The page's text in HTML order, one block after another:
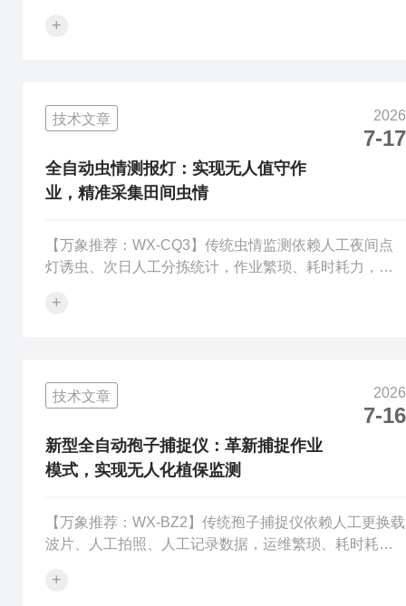
准化的现代农业植保需求。智能虫情测报识别系统整合
细化，全面赋能农业植保数字化转型。智能虫情测报识
别系统核心搭载WX-CQ3高的端智能测报终端，硬件完
的全契合国家植保机械检测标准，采用喷塑一...
+
技术文章 2026
7-17
全自动虫情测报灯：实现无人值守作
业，精准采集田间虫情
【万象推荐：WX-CQ3】传统虫情监测依赖人工夜间点
灯诱虫、次日人工分拣统计，作业繁琐、耗时耗力，且
爆发前兆，极易错过最佳防控窗口期。同时人工监测受
作业，革新传统测报模式，大幅提升田间虫情监测效率
与数据精准度。WX-CQ3全自动虫情测报灯是适配现代
化农业、林业虫情监测的智能设备，完的全符...
+
技术文章 2026
7-16
新型全自动孢子捕捉仪：革新捕捉作业
模式，实现无人化植保监测
【万象推荐：WX-BZ2】传统孢子捕捉仪依赖人工更换载
波片、人工拍照、人工记录数据，运维繁琐、耗时耗
等问题，无法适配现代农业大面积、常态化、精细化植
+